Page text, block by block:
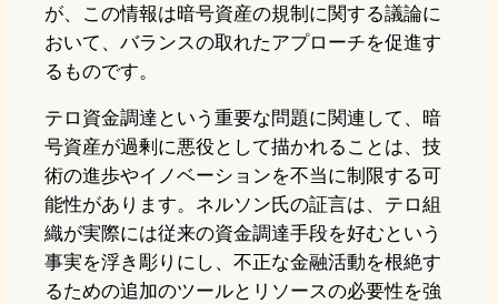
が、この情報は暗号資産の規制に関する議論に
おいて、バランスの取れたアプローチを促進す
るものです。
テロ資金調達という重要な問題に関連して、暗
号資産が過剰に悪役として描かれることは、技
術の進歩やイノベーションを不当に制限する可
能性があります。ネルソン氏の証言は、テロ組
織が実際には従来の資金調達手段を好むという
事実を浮き彫りにし、不正な金融活動を根絶す
るための追加のツールとリソースの必要性を強